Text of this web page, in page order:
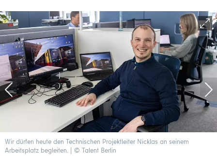
Wir dürfen heute den Technischen Projektleiter Nicklas an seinem
Arbeitsplatz begleiten. | © Talent Berlin